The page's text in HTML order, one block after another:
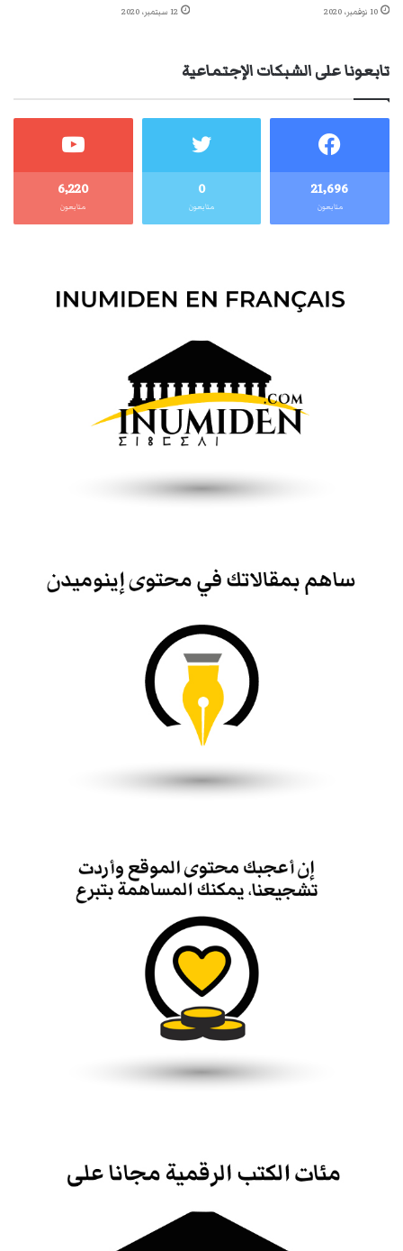
10 نوفمبر، 2020 12 سبتمبر، 2020
تابعونا على الشبكات الإجتماعية
21٬696
متابعون
0
متابعون
6٬220
متابعون